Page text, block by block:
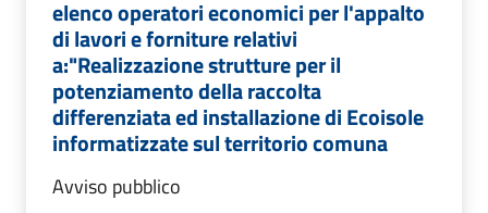
elenco operatori economici per l'appalto
di lavori e forniture relativi
a:"Realizzazione strutture per il
potenziamento della raccolta
differenziata ed installazione di Ecoisole
informatizzate sul territorio comuna
Avviso pubblico